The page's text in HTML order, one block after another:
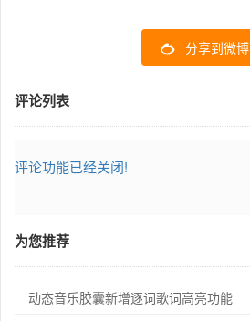
分享到微博
评论列表
评论功能已经关闭!
为您推荐
动态音乐胶囊新增逐词歌词高亮功能